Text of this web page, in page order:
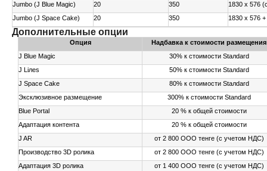
Jumbo (J Blue Magic)
20 350
1830 х 576
Jumbo (J Space Cake)
20 350 1830 х 576
Дополнительные опции
Опция
Надбавка к стоимости размещения
J Blue Magic
30% к стоимости Staлdard
J Liлes
50% к стоимости Staлdard
J Space Cake
80% к стоимости Staлdard
Эксклюзивное размещение
300% к стоимости Standard
Blue Portal
20 % к общей стоимости
Адаптация контента
20 % к общей стоимости
J AR
от 2 800 ООО тенге (с учетом НДС)
Производство 3D ролика
от 2 800 ООО тенге (с учетом НДС)
Адаптация 3D ролика
от 1 400 ООО тенге (с учетом НДС)